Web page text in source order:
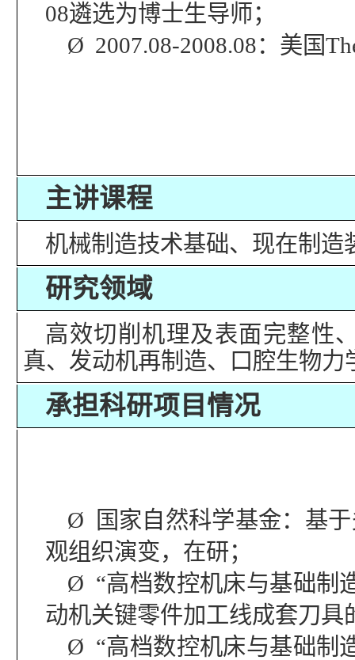
08遴选为博士生导师；
Ø 2007.08-2008.08：美国
主讲课程
机械制造技术基础、现在制
研究领域
高效切削机理及表面完整性
真、发动机再制造、口腔生物力
承担科研项目情况
Ø 国家自然科学基金： 基
观组织演变，在研；
Ø “高档数控机床与基础制
动机关键零件加工线成套刀
Ø “高档数控机床与基础制